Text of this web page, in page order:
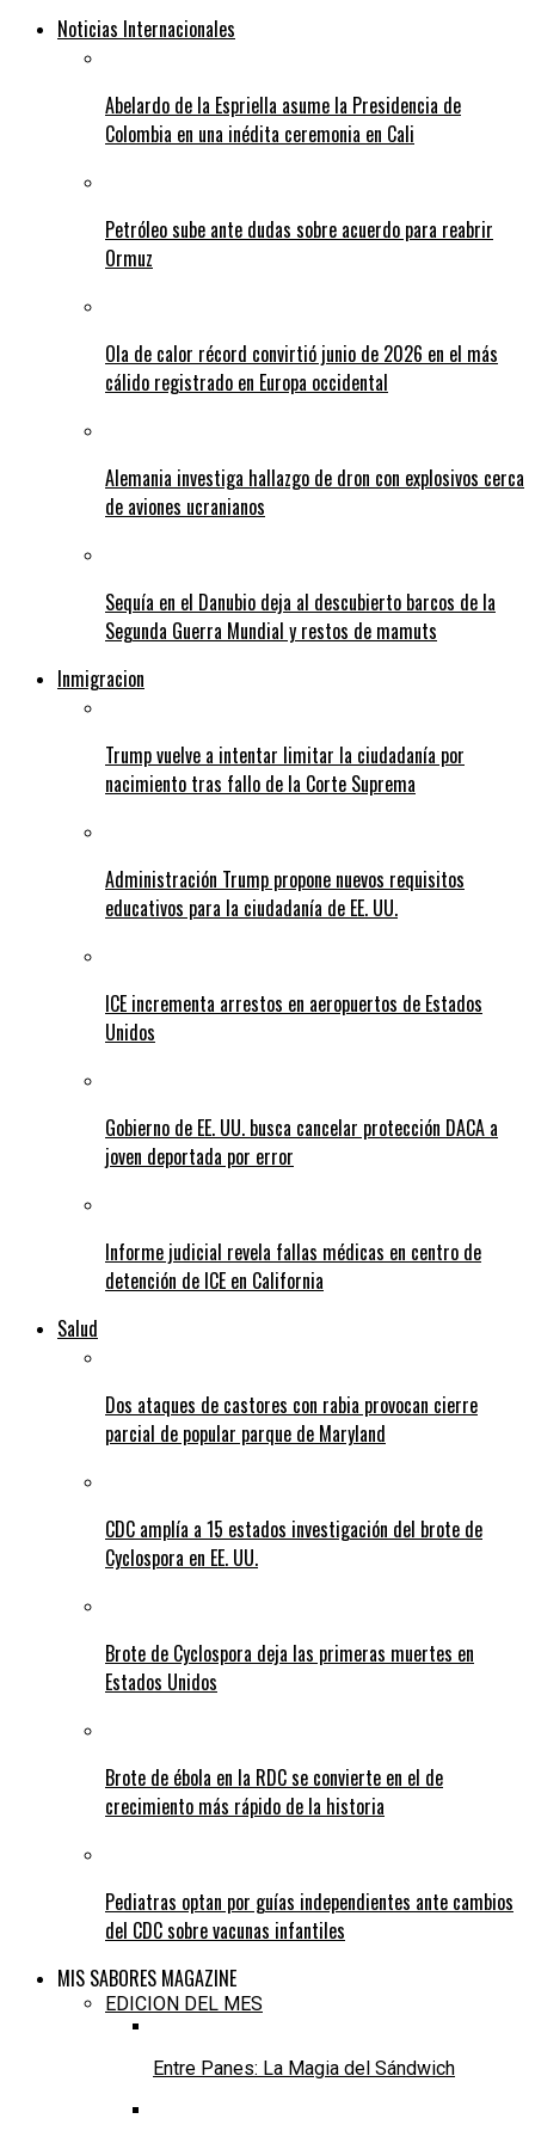
Noticias Internacionales
Abelardo de la Espriella asume la Presidencia de
Colombia en una inédita ceremonia en Cali
Petróleo sube ante dudas sobre acuerdo para reabrir
Ormuz
Ola de calor récord convirtió junio de 2026 en el más
cálido registrado en Europa occidental
Alemania investiga hallazgo de dron con explosivos cerca
de aviones ucranianos
Sequía en el Danubio deja al descubierto barcos de la
Segunda Guerra Mundial y restos de mamuts
Inmigracion
Trump vuelve a intentar limitar la ciudadanía por
nacimiento tras fallo de la Corte Suprema
Administración Trump propone nuevos requisitos
educativos para la ciudadanía de EE. UU.
ICE incrementa arrestos en aeropuertos de Estados
Unidos
Gobierno de EE. UU. busca cancelar protección DACA a
joven deportada por error
Informe judicial revela fallas médicas en centro de
detención de ICE en California
Salud
Dos ataques de castores con rabia provocan cierre
parcial de popular parque de Maryland
CDC amplía a 15 estados investigación del brote de
Cyclospora en EE. UU.
Brote de Cyclospora deja las primeras muertes en
Estados Unidos
Brote de ébola en la RDC se convierte en el de
crecimiento más rápido de la historia
Pediatras optan por guías independientes ante cambios
del CDC sobre vacunas infantiles
MIS SABORES MAGAZINE
EDICION DEL MES
Entre Panes: La Magia del Sándwich